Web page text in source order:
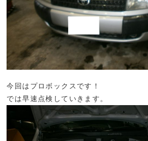
今回はプロボックスです！
では早速点検していきます。